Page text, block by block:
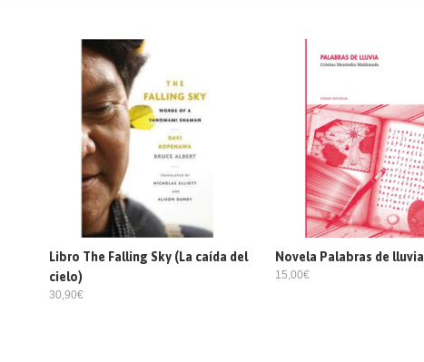
Libro The Falling Sky (La caída del
cielo)
30,90€
Novela Palabras de lluvia
15,00€